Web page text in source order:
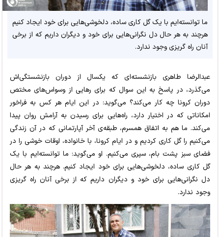
ما توانسته‌ایم با یک گل کاری ساده، دلخوشی‌هایی برای خود ایجاد کنیم
هرچند به هر حال دل نگرانی‌هایی برای خود و دیگران داریم که از برخی
آنان راه گریزی وجود ندارد.
عبدالرضا طاهری بازنشسته‌ای که یکسال از دوران بازنشستگی‌اش
می‌گذرد، در پاسخ به این سوال که برای رهایی از وسواس‌های مختص
دوران کرونا چه کار می‌کند؟ می‌گوید: در این ایام هر کس به فراخور
امکاناتی که در اختیار دارد، راه‌هایی برای رسیدن به آرامش روان پیدا
می‌کند. ما هم به اتفاق همسرم، طبقه‌ی آخر آپارتمانی که در آن زندگی
می‌کنیم را گل کاری کردیم و در ایام کرونا، با خانواده، اوقات خوشی را در
فضای سبز پشت بام، سپری می‌کنیم. او می‌گوید: ما توانسته‌ایم با یک
گل کاری ساده، دلخوشی‌هایی برای خود ایجاد کنیم. هرچند به هر حال
دل نگرانی‌هایی برای خود و دیگران داریم که از برخی آنان راه گریزی
وجود ندارد.